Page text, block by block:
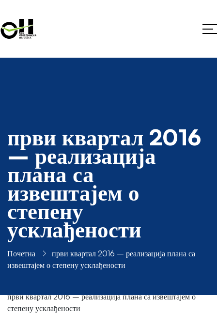
први квартал 2016
– реализација
плана са
извештајем о
степену
усклађености
Почетна
први квартал 2016 – реализација плана са
извештајем о степену усклађености
први квартал 2016 – реализација плана са извештајем о
степену усклађености